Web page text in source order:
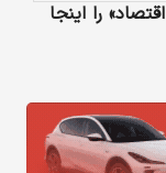
را اینجا